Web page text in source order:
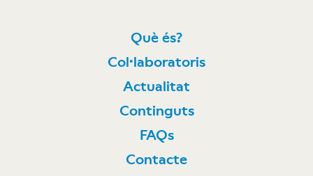
Què és?
Col·laboratoris
Actualitat
Continguts
FAQs
Contacte